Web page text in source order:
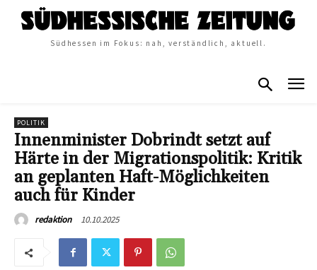
Südhessen im Fokus: nah, verständlich, aktuell.
POLITIK
Innenminister Dobrindt setzt auf
Härte in der Migrationspolitik: Kritik
an geplanten Haft-Möglichkeiten
auch für Kinder
redaktion 10.10.2025